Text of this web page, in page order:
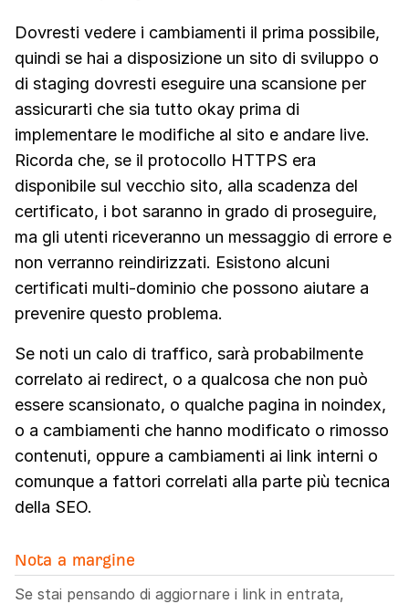
Dovresti vedere i cambiamenti il prima possibile,
quindi se hai a disposizione un sito di sviluppo o
di staging dovresti eseguire una scansione per
assicurarti che sia tutto okay prima di
implementare le modifiche al sito e andare live.
Ricorda che, se il protocollo HTTPS era
disponibile sul vecchio sito, alla scadenza del
certificato, i bot saranno in grado di proseguire,
ma gli utenti riceveranno un messaggio di errore e
non verranno reindirizzati. Esistono alcuni
certificati multi-dominio che possono aiutare a
prevenire questo problema.
Se noti un calo di traffico, sarà probabilmente
correlato ai redirect, o a qualcosa che non può
essere scansionato, o qualche pagina in noindex,
o a cambiamenti che hanno modificato o rimosso
contenuti, oppure a cambiamenti ai link interni o
comunque a fattori correlati alla parte più tecnica
della SEO.
Nota a margine
Se stai pensando di aggiornare i link in entrata,